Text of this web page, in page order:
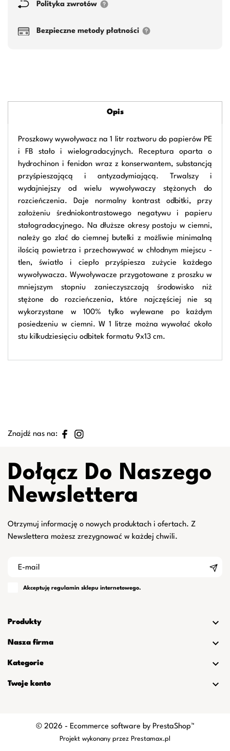
Polityka zwrotów
Bezpieczne metody płatności
Opis
Proszkowy wywoływacz na 1 litr roztworu do papierów PE
i FB stało i wielogradacyjnych. Receptura oparta o
hydrochinon i fenidon wraz z konserwantem, substancją
przyśpieszającą i antyzadymiającą. Trwalszy i
wydajniejszy od wielu wywoływaczy stężonych do
rozcieńczenia. Daje normalny kontrast odbitki, przy
założeniu średniokontrastowego negatywu i papieru
stałogradacyjnego. Na dłuższe okresy postoju w ciemni,
należy go zlać do ciemnej butelki z możliwie minimalną
ilością powietrza i przechowywać w chłodnym miejscu -
tlen, światło i ciepło przyśpiesza zużycie każdego
wywoływacza. Wywoływacze przygotowane z proszku w
mniejszym stopniu zanieczyszczają środowisko niż
stężone do rozcieńczenia, które najczęściej nie są
wykorzystane w 100% tylko wylewane po każdym
posiedzeniu w ciemni. W 1 litrze można wywołać około
stu kilkudziesięciu odbitek formatu 9x13 cm.
Znajdź nas na:
Dołącz Do Naszego
Newslettera
Otrzymuj informację o nowych produktach i ofertach. Z
Newslettera możesz zrezygnować w każdej chwili.
Akceptuję regulamin sklepu internetowego.
Produkty 
Nasza firma 
Kategorie 
Twoje konto 
© 2026 - Ecommerce software by PrestaShop™
Projekt wykonany przez Prestamax.pl